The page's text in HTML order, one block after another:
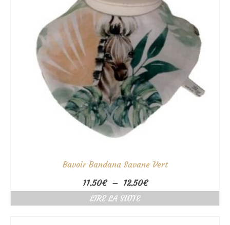
Bavoir Bandana Savane Vert
11.50€ – 12.50€Plage
de
LIRE LA SUITE